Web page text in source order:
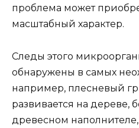
проблема может
масштабный характер.
Следы этого
обнаружены в самых
например, плесневый
развивается на дереве,
древесном